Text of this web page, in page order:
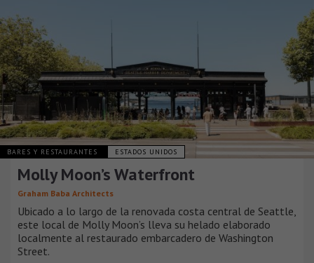
BARES Y RESTAURANTES ESTADOS UNIDOS
Molly Moon’s Waterfront
Graham Baba Architects
Ubicado a lo largo de la renovada costa central de Seattle,
este local de Molly Moon’s lleva su helado elaborado
localmente al restaurado embarcadero de Washington
Street.